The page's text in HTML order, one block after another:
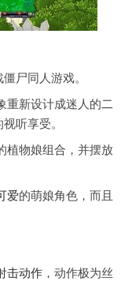
尸同人游戏。
重新设计成迷人的二
听享受。
植物娘组合，并摆放
爱的萌娘角色，而且
击动作 ，动作极为丝